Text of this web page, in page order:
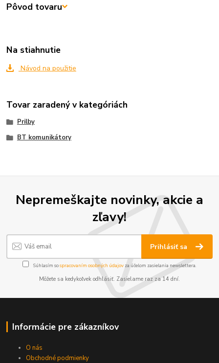
Pôvod tovaru
Na stiahnutie
Návod na použitie
Tovar zaradený v kategóriách
Prilby
BT komunikátory
Nepremeškajte novinky, akcie a
zľavy!
Prihlásiť sa
Súhlasím sospracovaním osobných údajov za účelom zasielania newslettera.
Môžete sa kedykoľvek odhlásiť. Zasielame raz za 14 dní.
Informácie pre zákazníkov
O nás
Obchodné podmienky